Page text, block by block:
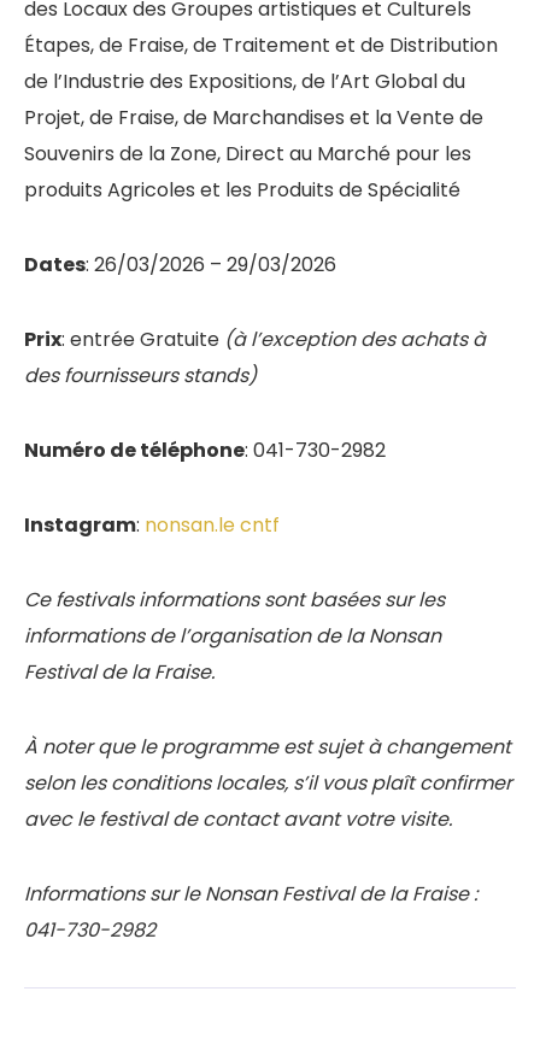
des Locaux des Groupes artistiques et Culturels
Étapes, de Fraise, de Traitement et de Distribution
de l’Industrie des Expositions, de l’Art Global du
Projet, de Fraise, de Marchandises et la Vente de
Souvenirs de la Zone, Direct au Marché pour les
produits Agricoles et les Produits de Spécialité
Dates: 26/03/2026 – 29/03/2026
Prix: entrée Gratuite (à l’exception des achats à
des fournisseurs stands)
Numéro de téléphone: 041-730-2982
Instagram: nonsan.le cntf
Ce festivals informations sont basées sur les
informations de l’organisation de la Nonsan
Festival de la Fraise.
À noter que le programme est sujet à changement
selon les conditions locales, s’il vous plaît confirmer
avec le festival de contact avant votre visite.
Informations sur le Nonsan Festival de la Fraise :
041-730-2982